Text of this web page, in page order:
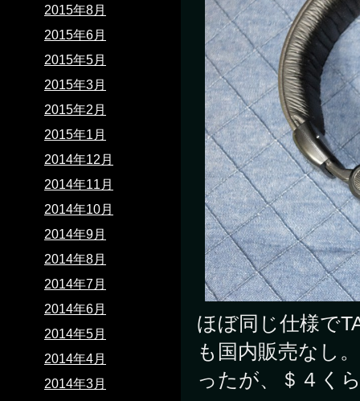
ほぼ同じ仕様で
も国内販売なし
ったが、＄４く
2015年8月
2015年6月
2015年5月
2015年3月
2015年2月
2015年1月
2014年12月
2014年11月
2014年10月
2014年9月
2014年8月
2014年7月
2014年6月
2014年5月
2014年4月
2014年3月